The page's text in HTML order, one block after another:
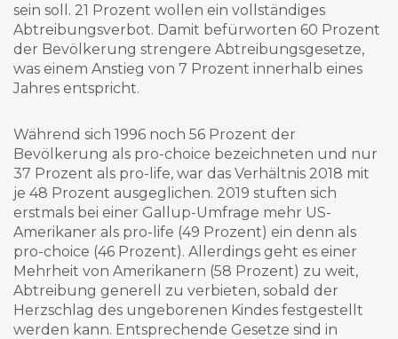
sein soll. 21 Prozent wollen ein vollständiges
Abtreibungsverbot. Damit befürworten 60 Prozent
der Bevölkerung strengere Abtreibungsgesetze,
was einem Anstieg von 7 Prozent innerhalb eines
Jahres entspricht.
Während sich 1996 noch 56 Prozent der
Bevölkerung als pro-choice bezeichneten und nur
37 Prozent als pro-life, war das Verhältnis 2018 mit
je 48 Prozent ausgeglichen. 2019 stuften sich
erstmals bei einer Gallup-Umfrage mehr US-
Amerikaner als pro-life (49 Prozent) ein denn als
pro-choice (46 Prozent). Allerdings geht es einer
Mehrheit von Amerikanern (58 Prozent) zu weit,
Abtreibung generell zu verbieten, sobald der
Herzschlag des ungeborenen Kindes festgestellt
werden kann. Entsprechende Gesetze sind in